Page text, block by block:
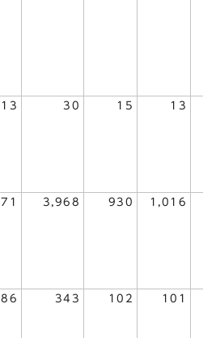
13 30 15 13
3,968 930 1,016
343 102 101